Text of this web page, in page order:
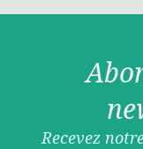
Recevez